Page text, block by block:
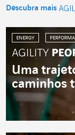
Descubra mais
ENERGY
Uma
caminhos